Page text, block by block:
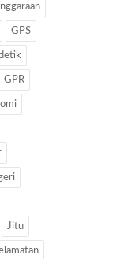
GPS
GPR
Jitu